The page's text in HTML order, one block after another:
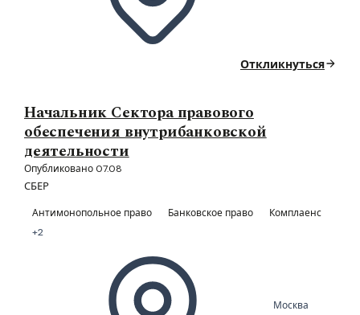
Откликнуться
Начальник Сектора правового
обеспечения внутрибанковской
деятельности
Опубликовано 07.08
СБЕР
Антимонопольное право Банковское право
Комплаенс
+2
Москва